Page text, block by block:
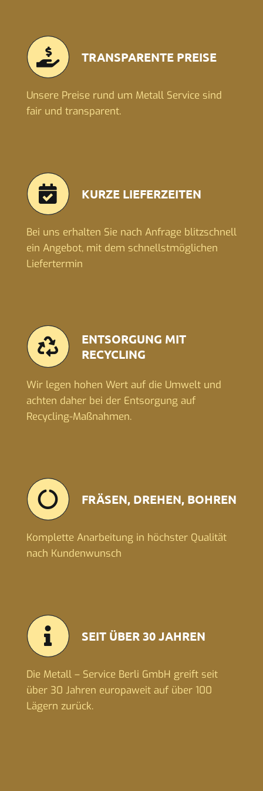
TRANSPARENTE PREISE
Unsere Preise rund um Metall Service sind
fair und transparent.
KURZE LIEFERZEITEN
Bei uns erhalten Sie nach Anfrage blitzschnell
ein Angebot, mit dem schnellstmöglichen
Liefertermin
ENTSORGUNG MIT
RECYCLING
Wir legen hohen Wert auf die Umwelt und
achten daher bei der Entsorgung auf
Recycling-Maßnahmen.
FRÄSEN, DREHEN, BOHREN
Komplette Anarbeitung in höchster Qualität
nach Kundenwunsch
SEIT ÜBER 30 JAHREN
Die Metall – Service Berli GmbH greift seit
über 30 Jahren europaweit auf über 100
Lägern zurück.